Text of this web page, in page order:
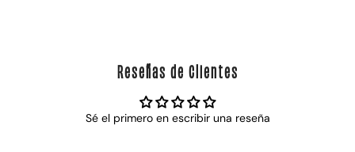
Reseñas de Clientes
Sé el primero en escribir una reseña